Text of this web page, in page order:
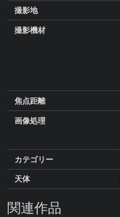
撮影地
撮影機材
焦点距離
画像処理
カテゴリー
天体
関連作品